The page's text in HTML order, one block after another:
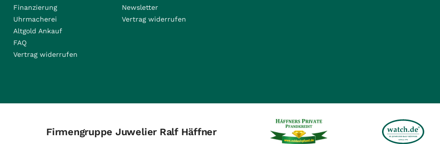
Finanzierung
Uhrmacherei
Altgold Ankauf
FAQ
Vertrag widerrufen
Newsletter
Vertrag widerrufen
Firmengruppe Juwelier Ralf Häffner